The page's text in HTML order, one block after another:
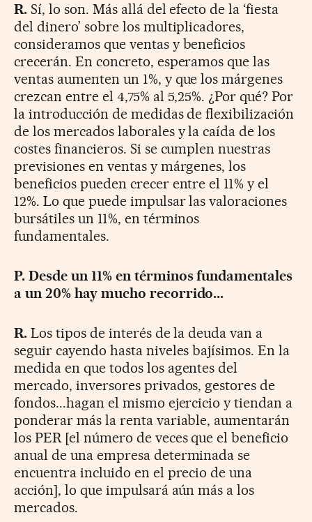
R.Sí, lo son. Más allá del efecto de la ‘fiesta
del dinero’ sobre los multiplicadores,
consideramos que ventas y beneficios
crecerán. En concreto, esperamos que las
ventas aumenten un 1%, y que los márgenes
crezcan entre el 4,75% al 5,25%. ¿Por qué? Por
la introducción de medidas de flexibilización
de los mercados laborales y la caída de los
costes financieros. Si se cumplen nuestras
previsiones en ventas y márgenes, los
beneficios pueden crecer entre el 11% y el
12%. Lo que puede impulsar las valoraciones
bursátiles un 11%, en términos
fundamentales.
P. Desde un 11% en términos fundamentales
a un 20% hay mucho recorrido...
R.Los tipos de interés de la deuda van a
seguir cayendo hasta niveles bajísimos. En la
medida en que todos los agentes del
mercado, inversores privados, gestores de
fondos...hagan el mismo ejercicio y tiendan a
ponderar más la renta variable, aumentarán
los PER [el número de veces que el beneficio
anual de una empresa determinada se
encuentra incluido en el precio de una
acción], lo que impulsará aún más a los
mercados.